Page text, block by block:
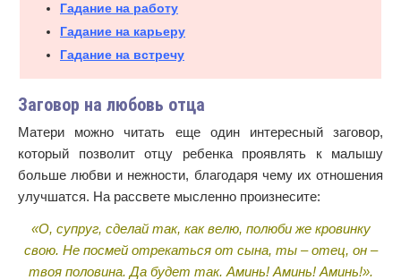
Гадание на работу
Гадание на карьеру
Гадание на встречу
Заговор на любовь отца
Матери можно читать еще один интересный заговор,
который позволит отцу ребенка проявлять к малышу
больше любви и нежности, благодаря чему их отношения
улучшатся. На рассвете мысленно произнесите:
«О, супруг, сделай так, как велю, полюби же кровинку
свою. Не посмей отрекаться от сына, ты – отец, он –
твоя половина. Да будет так. Аминь! Аминь! Аминь!».